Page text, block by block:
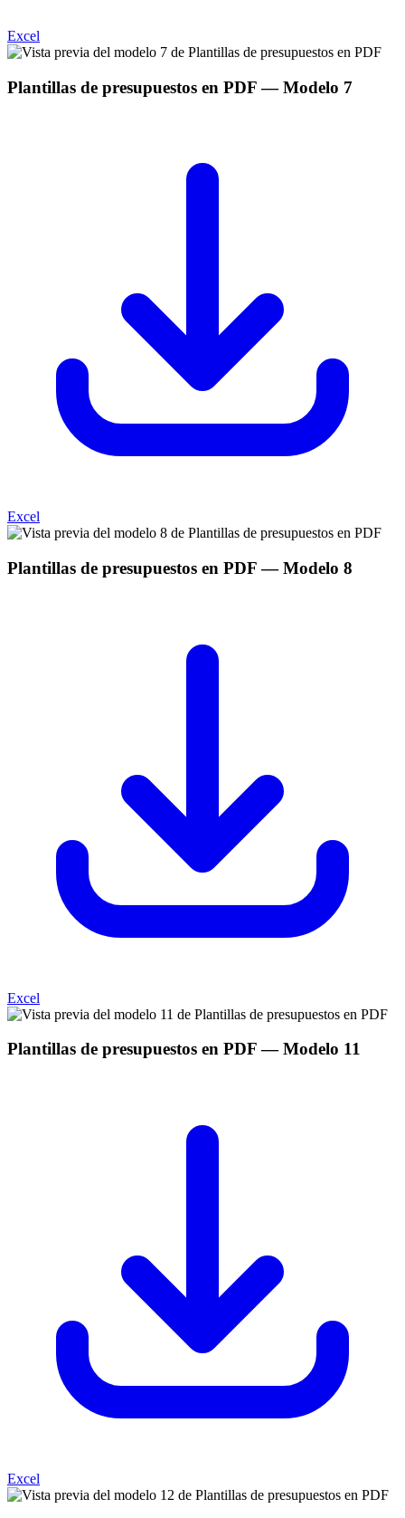
Excel
Plantillas de presupuestos en PDF— Modelo 7
Excel
Plantillas de presupuestos en PDF— Modelo 8
Excel
Plantillas de presupuestos en PDF— Modelo 11
Excel